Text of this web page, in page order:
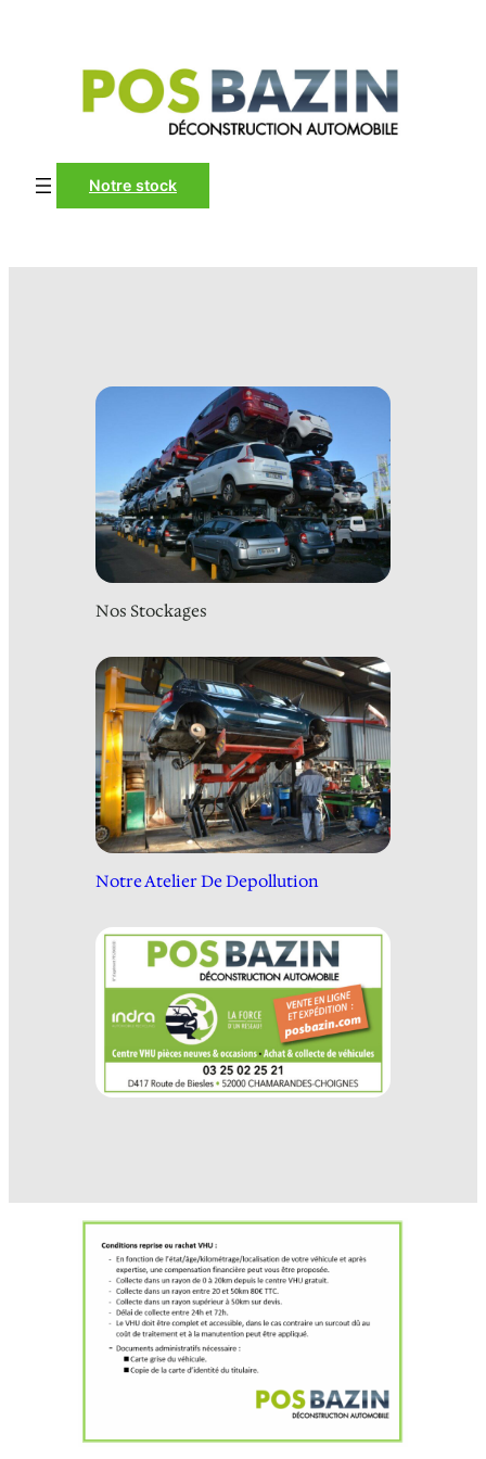
Notre stock
Nos Stockages
Notre Atelier De Depollution